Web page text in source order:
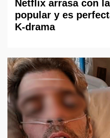
Netflix arrasa con
popular y es
K-drama